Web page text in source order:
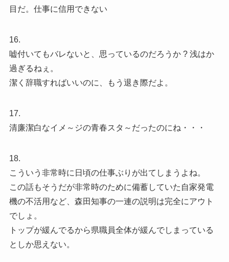
目だ。仕事に信用できない
16.
嘘付いてもバレないと、思っているのだろうか ? 浅はか
過ぎるねぇ。
潔く辞職すればいいのに、もう退き際だよ。
17.
清廉潔白なイメ～ジの青春スタ～だったのにね・・・
18.
こういう非常時に日頃の仕事ぶりが出てしまうよね。
この話もそうだが非常時のために備蓄していた自家発電
機の不活用など、森田知事の一連の説明は完全にアウト
でしょ。
トップが緩んでるから県職員全体が緩んでしまっている
としか思えない。